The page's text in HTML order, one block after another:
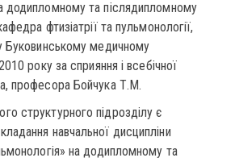
додипломному та післядипломному
фтизіатрії та пульмонології,
Буковинському медичному
року за сприяння і всебічної
професора Бойчука Т.М.
структурного підрозділу є
навчальної дисципліни
на додипломному та